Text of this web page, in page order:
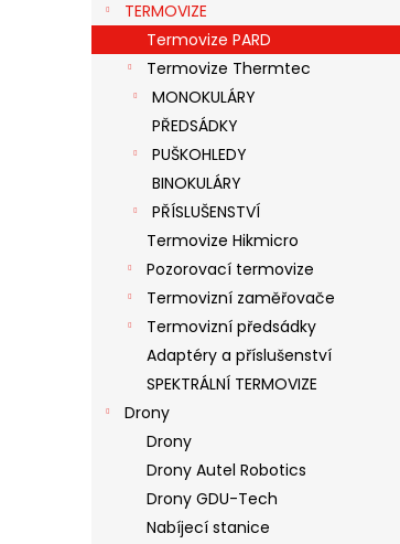
N
N
TERMOVIZE
Termovize PARD
Termovize Thermtec
MONOKULÁRY
PŘEDSÁDKY
PUŠKOHLEDY
BINOKULÁRY
PŘÍSLUŠENSTVÍ
Termovize Hikmicro
Pozorovací termovize
Termovizní zaměřovače
Termovizní předsádky
Adaptéry a příslušenství
SPEKTRÁLNÍ TERMOVIZE
Drony
Drony
Drony Autel Robotics
Drony GDU-Tech
Nabíjecí stanice